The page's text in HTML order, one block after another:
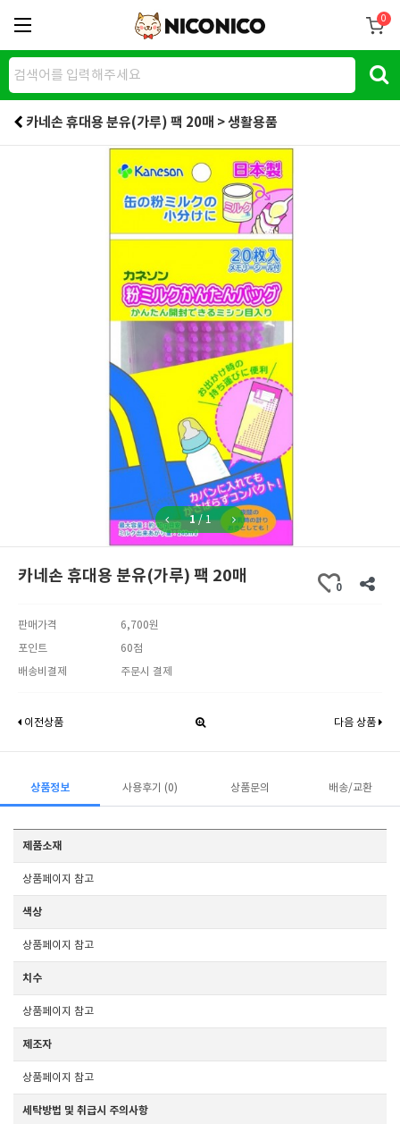
0
카네손 휴대용 분유(가루) 팩 20매 > 생활용품
1/1
카네손 휴대용 분유(가루) 팩 20매
0
판매가격
6,700원
포인트
60점
배송비결제
주문시 결제
이전상품 다음 상품
상품정보 사용후기 (0) 상품문의 배송/교환
제품소재
상품페이지 참고
색상
상품페이지 참고
치수
상품페이지 참고
제조자
상품페이지 참고
세탁방법 및 취급시 주의사항